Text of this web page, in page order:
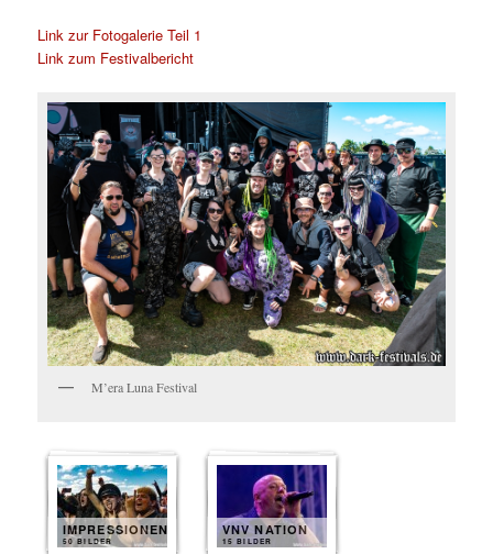
Link zur Fotogalerie Teil 1
Link zum Festivalbericht
M’era Luna Festival
IMPRESSIONEN
50 BILDER
VNV NATION
15 BILDER